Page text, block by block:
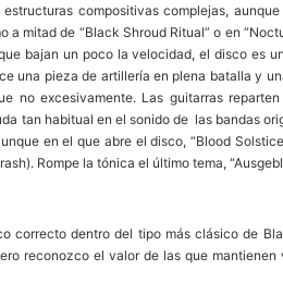
compositivas complejas,
a mitad de “Black Shroud Ritual” o en
bajan un poco la velocidad, el disco es
una pieza de artillería en plena batalla y
no excesivamente. Las guitarras
tan habitual en el sonido de las bandas
en el que abre el disco, “Blood
Rompe la tónica el último tema,
correcto dentro del tipo más clásico de
reconozco el valor de las que